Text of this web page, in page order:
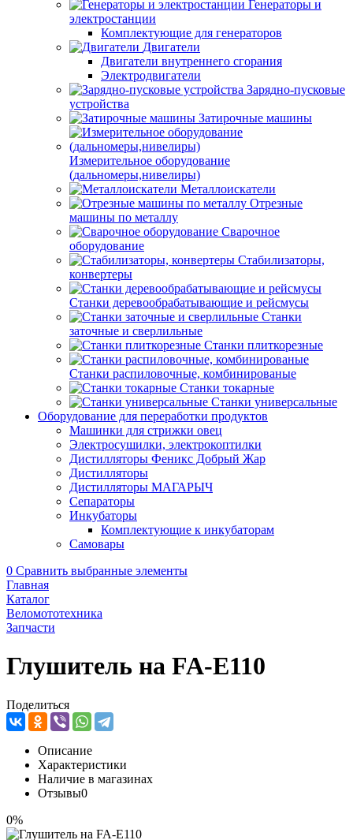
Генераторы и
электростанции
Комплектующие для генераторов
Двигатели
Двигатели внутреннего сгорания
Электродвигатели
Зарядно-пусковые
устройства
Затирочные машины
Измерительное оборудование
(дальномеры,нивелиры)
Металлоискатели
Отрезные
машины по металлу
Сварочное
оборудование
Стабилизаторы,
конвертеры
Станки деревообрабатывающие и рейсмусы
Станки
заточные и сверлильные
Станки плиткорезные
Станки распиловочные, комбинированые
Станки токарные
Станки универсальные
Оборудование для переработки продуктов
Машинки для стрижки овец
Электросушилки, электрокоптилки
Дистилляторы Феникс Добрый Жар
Дистилляторы
Дистилляторы МАГАРЫЧ
Сепараторы
Инкубаторы
Комплектующие к инкубаторам
Самовары
0 Сравнить выбранные элементы
Главная
Каталог
Веломототехника
Запчасти
Глушитель на FA-E110
Поделиться
Описание
Характеристики
Наличие в магазинах
Отзывы0
0%